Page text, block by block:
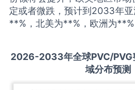
定或者微跌，预计到2033年
**%，北美为**%，欧洲为**%
2026-2033年全球PVC/PVG
域分布预测